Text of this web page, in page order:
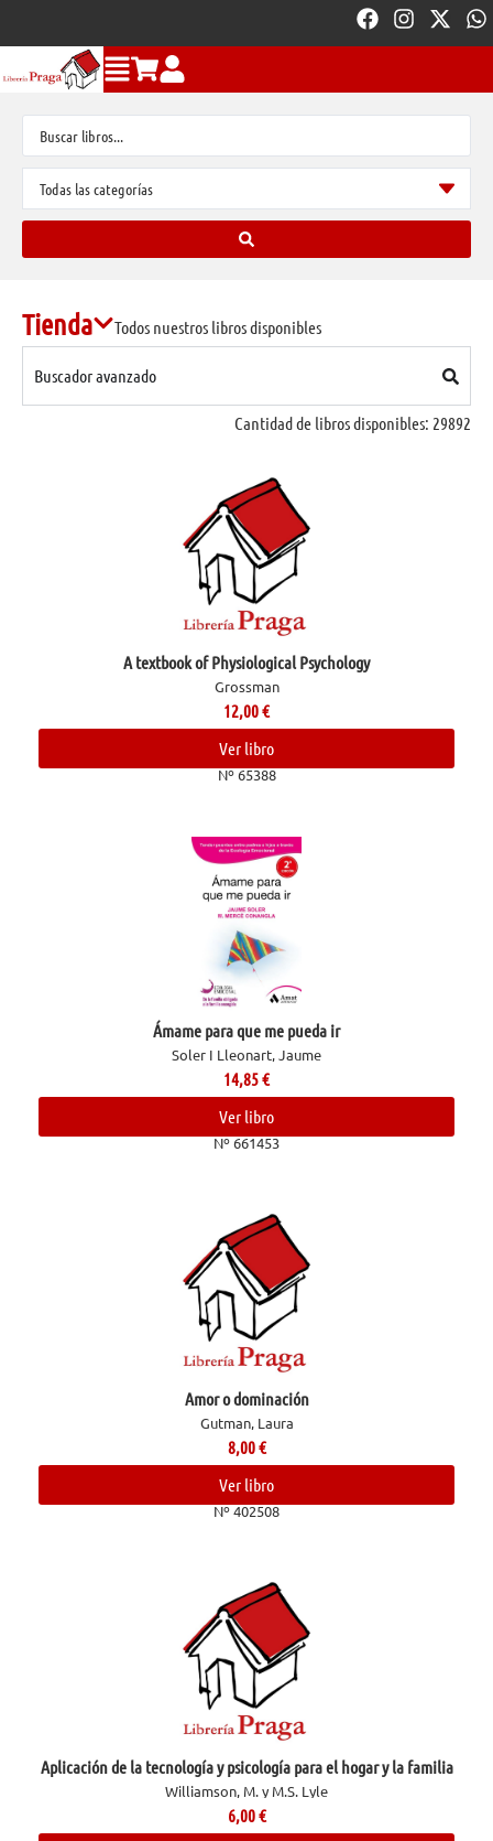
Tienda Todos nuestros libros disponibles
Buscador avanzado
Cantidad de libros disponibles: 29892
A textbook of Physiological Psychology
Grossman
12,00€
Ver libro
Nº 65388
Ámame para que me pueda ir
Soler I Lleonart, Jaume
14,85€
Ver libro
Nº 661453
Amor o dominación
Gutman, Laura
8,00€
Ver libro
Nº 402508
Aplicación de la tecnología y psicología para el hogar y la familia
Williamson, M. y M.S. Lyle
6,00€